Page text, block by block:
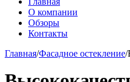
О компании
Обзоры
Контакты
Главная/Фасадное остекление/